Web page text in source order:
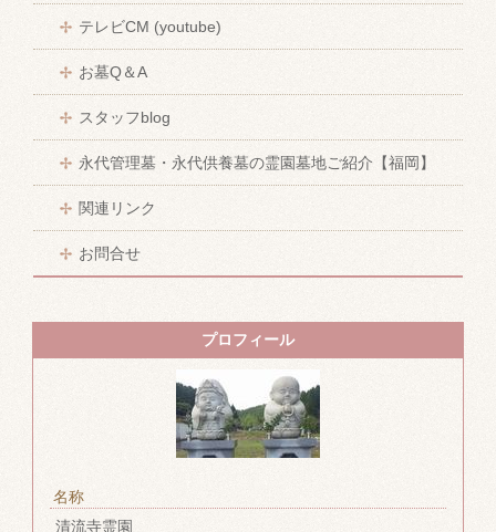
テレビCM (youtube)
お墓Q＆A
スタッフblog
永代管理墓・永代供養墓の霊園墓地ご紹介【福岡】
関連リンク
お問合せ
プロフィール
名称
清流寺霊園